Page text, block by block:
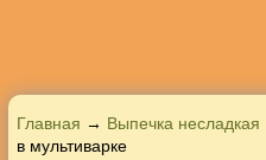
Главная → Выпечка несладкая
в мультиварке